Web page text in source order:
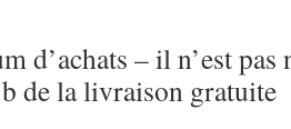
d’achats – il n’est
de la livraison gratuite